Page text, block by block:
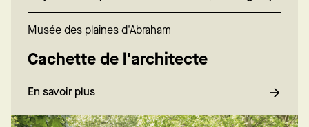
Musée des plaines d'Abraham
Cachette de l'architecte
En savoir plus